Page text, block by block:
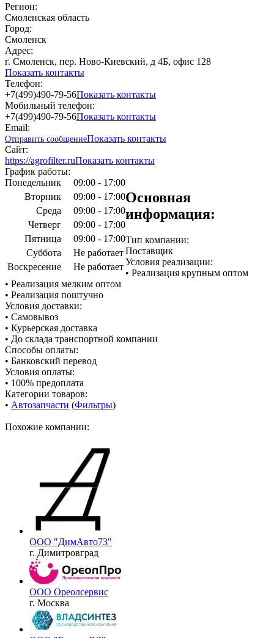
Регион:
Смоленская область
Город:
Смоленск
Адрес:
г. Смоленск, пер. Ново-Киевский, д 4Б, офис 128
Показать контакты
Телефон:
+7(499)490-79-56Показать контакты
Мобильный телефон:
+7(499)490-79-56Показать контакты
Email:
Отправить сообщениеПоказать контакты
Сайт:
https://agrofilter.ruПоказать контакты
График работы:
Понедельник
09:00 - 17:00
Вторник
09:00 - 17:00
Среда
09:00 - 17:00
Четверг
09:00 - 17:00
Пятница
09:00 - 17:00
Суббота
Не работает
Воскресение
Не работает
Основная
информация:
Тип компании:
Поставщик
Условия реализации:
• Реализация крупным оптом
• Реализация мелким оптом
• Реализация поштучно
Условия доставки:
• Самовывоз
• Курьерская доставка
• До склада транспортной компании
Способы оплаты:
• Банковский перевод
Условия оплаты:
• 100% предоплата
Категории товаров:
• Автозапчасти (Фильтры)
Похожие компании:
ООО "ДимАвто73"
г. Димитровград
ООО Ореолсервис
г. Москва